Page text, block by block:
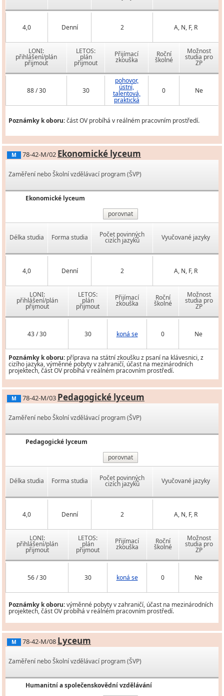
4,0 Denní 2 A, N, F, R
LONI:
přihlášení/plán
přijmout
LETOS:
plán
přijmout
Přijímací
zkouška
Roční
školné
Možnost
studia pro
ZP
88 / 30 30
pohovor,
ústní,
talentová,
praktická
0 Ne
Poznámky k oboru:část OV probíhá v reálném pracovním prostředí.
M 78-42-M/02 Ekonomické lyceum
Zaměření nebo Školní vzdělávací program (ŠVP)
Ekonomické lyceum
porovnat
Délka studia Forma studia Počet povinných
cizích jazyků Vyučované jazyky
4,0 Denní 2 A, N, F, R
LONI:
přihlášení/plán
přijmout
LETOS:
plán
přijmout
Přijímací
zkouška
Roční
školné
Možnost
studia pro
ZP
43 / 30 30 koná se 0 Ne
Poznámky k oboru: příprava na státní zkoušku z psaní na klávesnici, z
cizího jazyka, výměnné pobyty v zahraničí, účast na mezinárodních
projektech, část OV probíhá v reálném pracovním prostředí.
M 78-42-M/03 Pedagogické lyceum
Zaměření nebo Školní vzdělávací program (ŠVP)
Pedagogické lyceum
porovnat
Délka studia Forma studia Počet povinných
cizích jazyků Vyučované jazyky
4,0 Denní 2 A, N, F, R
LONI:
přihlášení/plán
přijmout
LETOS:
plán
přijmout
Přijímací
zkouška
Roční
školné
Možnost
studia pro
ZP
56 / 30 30 koná se 0 Ne
Poznámky k oboru:výměnné pobyty v zahraničí, účast na mezinárodních
projektech, část OV probíhá v reálném pracovním prostředí.
M 78-42-M/08 Lyceum
Zaměření nebo Školní vzdělávací program (ŠVP)
Humanitní a společenskovědní vzdělávání